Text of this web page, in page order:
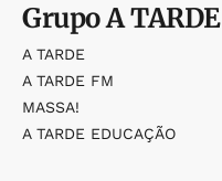
GrupoA TARDE
A TARDE
A TARDE FM
MASSA!
A TARDE EDUCAÇÃO